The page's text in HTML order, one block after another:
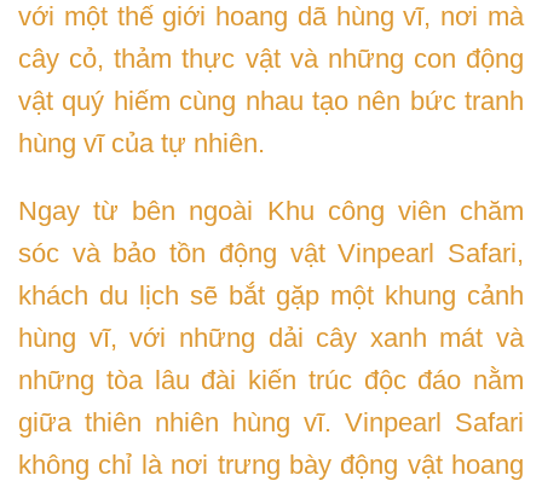
với một thế giới hoang dã hùng vĩ, nơi mà
cây cỏ, thảm thực vật và những con động
vật quý hiếm cùng nhau tạo nên bức tranh
hùng vĩ của tự nhiên.
Ngay từ bên ngoài Khu công viên chăm
sóc và bảo tồn động vật Vinpearl Safari,
khách du lịch sẽ bắt gặp một khung cảnh
hùng vĩ, với những dải cây xanh mát và
những tòa lâu đài kiến trúc độc đáo nằm
giữa thiên nhiên hùng vĩ. Vinpearl Safari
không chỉ là nơi trưng bày động vật hoang